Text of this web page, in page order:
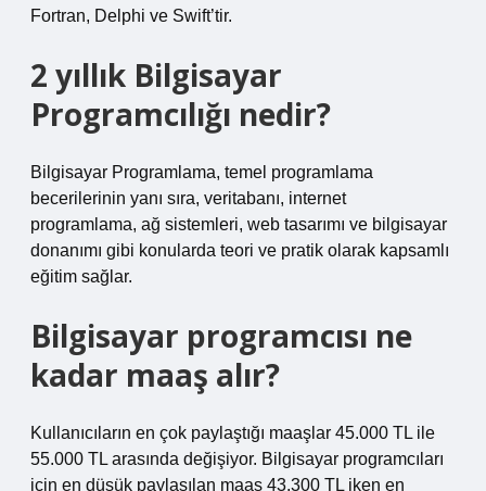
Fortran, Delphi ve Swift’tir.
2 yıllık Bilgisayar
Programcılığı nedir?
Bilgisayar Programlama, temel programlama
becerilerinin yanı sıra, veritabanı, internet
programlama, ağ sistemleri, web tasarımı ve bilgisayar
donanımı gibi konularda teori ve pratik olarak kapsamlı
eğitim sağlar.
Bilgisayar programcısı ne
kadar maaş alır?
Kullanıcıların en çok paylaştığı maaşlar 45.000 TL ile
55.000 TL arasında değişiyor. Bilgisayar programcıları
için en düşük paylaşılan maaş 43.300 TL iken en